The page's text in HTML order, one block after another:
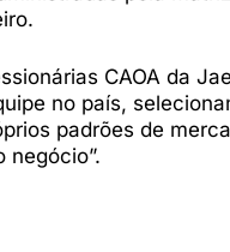
CAOA da
no país,
padrões de
negócio”.